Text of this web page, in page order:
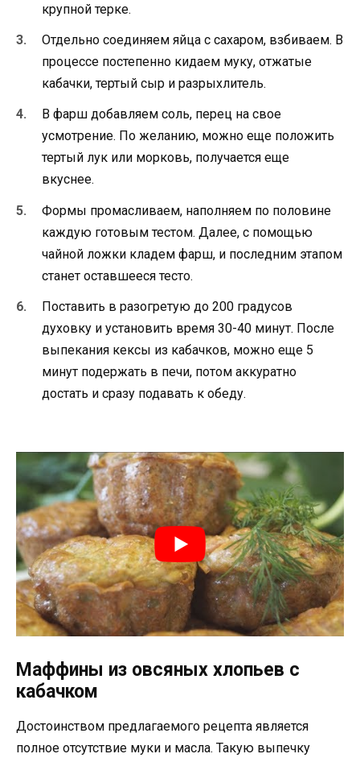
крупной терке.
Отдельно соединяем яйца с сахаром, взбиваем. В
процессе постепенно кидаем муку, отжатые
кабачки, тертый сыр и разрыхлитель.
В фарш добавляем соль, перец на свое
усмотрение. По желанию, можно еще положить
тертый лук или морковь, получается еще
вкуснее.
Формы промасливаем, наполняем по половине
каждую готовым тестом. Далее, с помощью
чайной ложки кладем фарш, и последним этапом
станет оставшееся тесто.
Поставить в разогретую до 200 градусов
духовку и установить время 30-40 минут. После
выпекания кексы из кабачков, можно еще 5
минут подержать в печи, потом аккуратно
достать и сразу подавать к обеду.
Маффины из овсяных хлопьев с
кабачком
Достоинством предлагаемого рецепта является
полное отсутствие муки и масла. Такую выпечку